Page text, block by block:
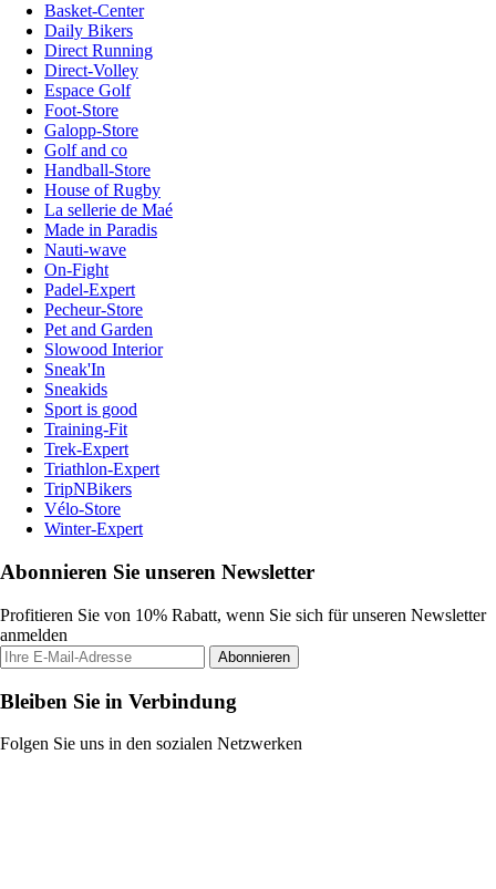
Basket-Center
Daily Bikers
Direct Running
Direct-Volley
Espace Golf
Foot-Store
Galopp-Store
Golf and co
Handball-Store
House of Rugby
La sellerie de Maé
Made in Paradis
Nauti-wave
On-Fight
Padel-Expert
Pecheur-Store
Pet and Garden
Slowood Interior
Sneak'In
Sneakids
Sport is good
Training-Fit
Trek-Expert
Triathlon-Expert
TripNBikers
Vélo-Store
Winter-Expert
Abonnieren Sie unseren Newsletter
Profitieren Sie von 10% Rabatt, wenn Sie sich für unseren Newsletter
anmelden
Abonnieren
Bleiben Sie in Verbindung
Folgen Sie uns in den sozialen Netzwerken